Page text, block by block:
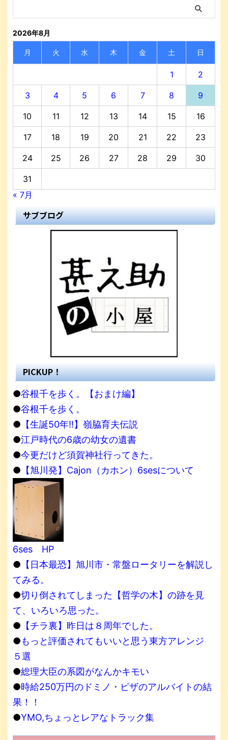
2026年8月
月 火 水 木 金 土 日
1 2
3 4 5 6 7 8 9
10 11 12 13 14 15 16
17 18 19 20 21 22 23
24 25 26 27 28 29 30
31
« 7月
サブブログ
PICKUP！
●谷根千を歩く。【おまけ編】
●谷根千を歩く。
● 【生誕50年!!】嶺脇育夫伝説
●江戸時代の6歳の幼女の遺書
●今更だけど須賀神社行ってきた。
● 【旭川発】Cajon（カホン）6sesについて
6ses HP
● 【日本最恐】旭川市・常盤ロータリーを解説し
てみる。
●切り倒されてしまった【哲学の木】の跡を見
て、いろいろ思った。
● 【チラ裏】昨日は８周年でした。
●もっと評価されてもいいと思う東方アレンジ
５選
●総理大臣の系図がなんかキモい
●時給250万円のドミノ・ピザのアルバイトの結
果！！
●YMO,ちょっとレアなトラック集